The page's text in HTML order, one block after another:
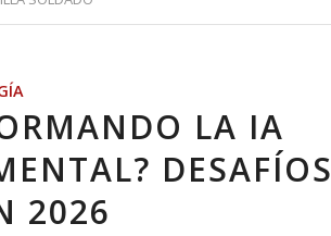
LA IA
DESAFÍOS
2026